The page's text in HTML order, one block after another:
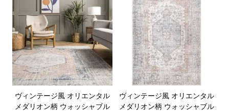
ヴィンテージ風 オリエンタル
メダリオン柄 ウォッシャブル
ヴィンテージ風 オリエンタル
メダリオン柄 ウォッシャブル